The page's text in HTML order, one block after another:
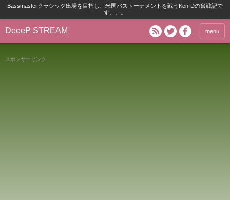
Bassmasterクラシック出場を目指し、米国バストーナメントを戦うKen-Dの奮戦記で
す。。。
DeeeP STREAM menu
スポンサーリンク